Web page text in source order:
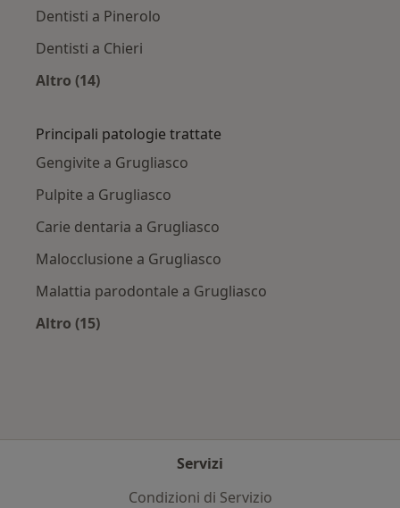
Dentisti a Pinerolo
Dentisti a Chieri
Altro (14)
Principali patologie trattate
Gengivite a Grugliasco
Pulpite a Grugliasco
Carie dentaria a Grugliasco
Malocclusione a Grugliasco
Malattia parodontale a Grugliasco
Altro (15)
Servizi
Condizioni di Servizio